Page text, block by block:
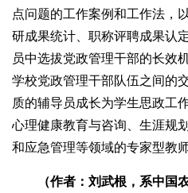
点问题的工作案例和工作法，
研成果统计、职称评聘成果认
员中选拔党政管理干部的长效
学校党政管理干部队伍之间的
质的辅导员成长为学生思政工
心理健康教育与咨询、生涯规
和应急管理等领域的专家型教师
（作者：刘武根，系中国